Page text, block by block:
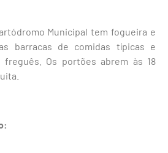
Municipal tem fogueira e
barracas de comidas típicas e
Os portões abrem às 18